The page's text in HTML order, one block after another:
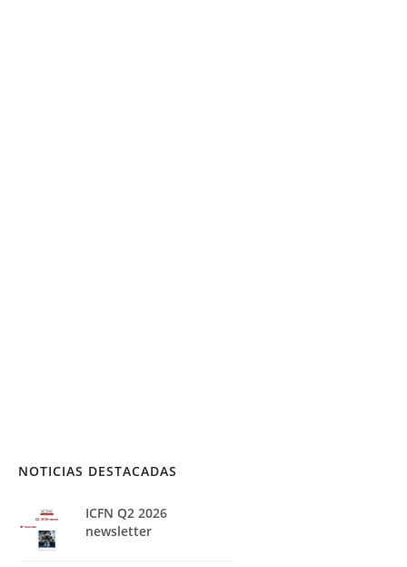
NOTICIAS DESTACADAS
ICFN Q2 2026
newsletter